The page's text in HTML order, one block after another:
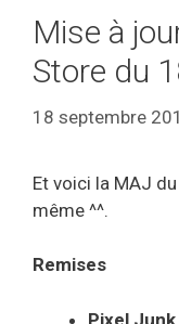
Mise à
Store du
18 septembre
Et voici la MAJ
même ^^.
Remises
Pixel